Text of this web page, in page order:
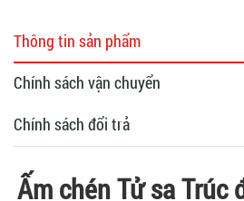
Thông tin sản phẩm
Chính sách vận chuyển
Chính sách đổi trả
Ấm chén Tử sa Trúc